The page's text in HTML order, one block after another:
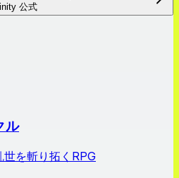
公式
ル
を斬り拓くRPG